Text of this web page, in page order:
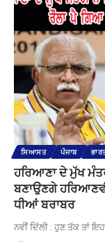
ਸਿਆਸਤ ਪੰਜਾਬ
ਹਰਿਆਣਾ ਦੇ ਮੁੱਖ
ਬਣਾਉਣਗੇ
ਧੀਆਂ ਬਰਾਬਰ
ਨਵੀਂ ਦਿੱਲੀ : ਹੁਣ ਤੱਕ ਤਾਂ